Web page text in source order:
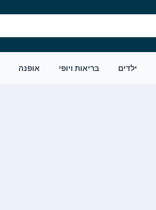
ילדים בריאות ויופי אופנה